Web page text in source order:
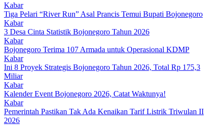
Kabar
Tiga Pelari “River Run” Asal Prancis Temui Bupati Bojonegoro
Kabar
3 Desa Cinta Statistik Bojonegoro Tahun 2026
Kabar
Bojonegoro Terima 107 Armada untuk Operasional KDMP
Kabar
Ini 8 Proyek Strategis Bojonegoro Tahun 2026, Total Rp 175,3
Miliar
Kabar
Kalender Event Bojonegoro 2026, Catat Waktunya!
Kabar
Pemerintah Pastikan Tak Ada Kenaikan Tarif Listrik Triwulan II
2026